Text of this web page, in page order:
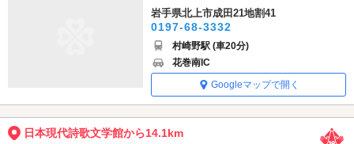
岩手県北上市成田21地割41
0197-68-3332
村崎野駅 (車20分)
花巻南IC
Googleマップで開く
日本現代詩歌文学館から14.1km